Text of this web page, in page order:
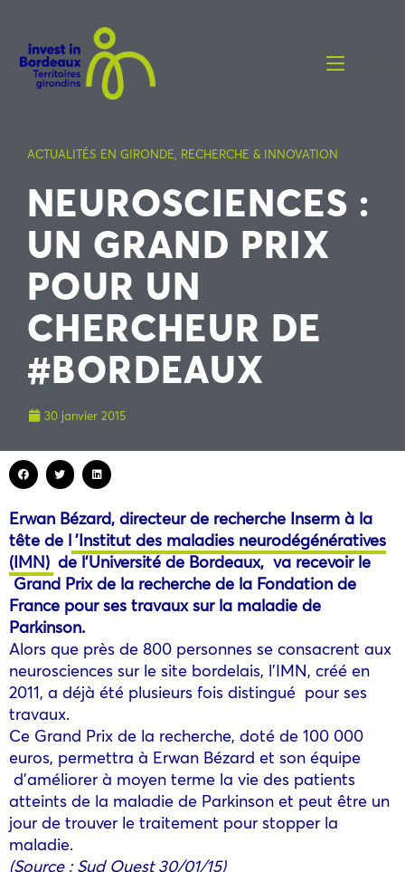
ACTUALITÉS EN GIRONDE, RECHERCHE & INNOVATION
NEUROSCIENCES :
UN GRAND PRIX
POUR UN
CHERCHEUR DE
#BORDEAUX
30 janvier 2015
Erwan Bézard, directeur de recherche Inserm à la
tête de l’Institut des maladies neurodégénératives
(IMN) de l’Université de Bordeaux, va recevoir le
Grand Prix de la recherche de la Fondation de
France pour ses travaux sur la maladie de
Parkinson.
Alors que près de 800 personnes se consacrent aux
neurosciences sur le site bordelais, l’IMN, créé en
2011, a déjà été plusieurs fois distingué pour ses
travaux.
Ce Grand Prix de la recherche, doté de 100 000
euros, permettra à Erwan Bézard et son équipe
d’améliorer à moyen terme la vie des patients
atteints de la maladie de Parkinson et peut être un
jour de trouver le traitement pour stopper la
maladie.
(Source : Sud Ouest 30/01/15)